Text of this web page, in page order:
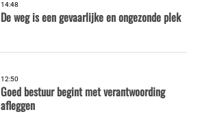
14:48
De weg is een gevaarlijke en ongezonde plek
12:50
Goed bestuur begint met verantwoording
afleggen